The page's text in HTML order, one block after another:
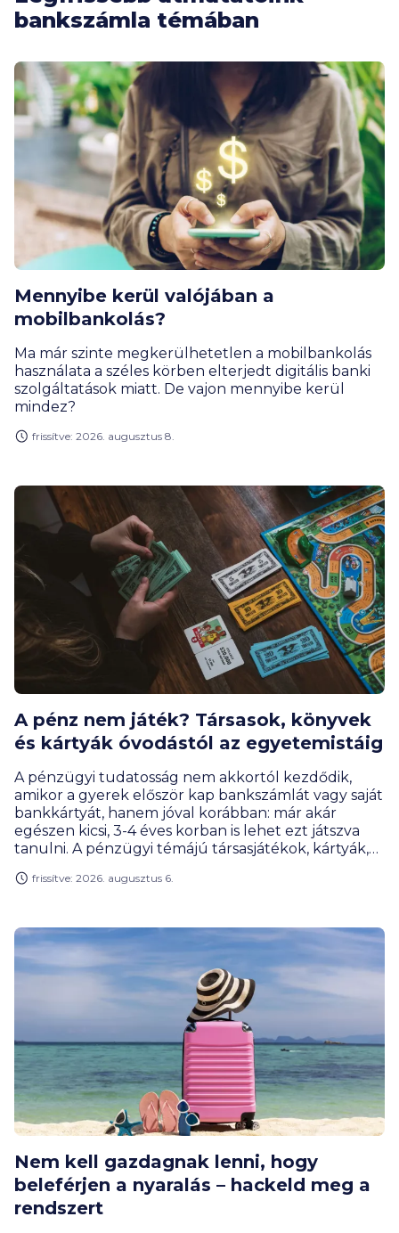
bankszámla témában
Mennyibe kerül valójában a
mobilbankolás?
Ma már szinte megkerülhetetlen a mobilbankolás
használata a széles körben elterjedt digitális banki
szolgáltatások miatt. De vajon mennyibe kerül
mindez?
frissítve: 2026. augusztus 8.
A pénz nem játék? Társasok, könyvek
és kártyák óvodástól az egyetemistáig
A pénzügyi tudatosság nem akkortól kezdődik,
amikor a gyerek először kap bankszámlát vagy saját
bankkártyát, hanem jóval korábban: már akár
egészen kicsi, 3-4 éves korban is lehet ezt játszva
tanulni. A pénzügyi témájú társasjátékok, kártyák,
meg tervezni, mérlegelni, gyűjteni vagy éppen
BiztosDöntés.hu gyűjtéséből kiderül, hogy akár az
egyetemisták is találnak olyan játékot, ami segít
nekik meghozni az első nagy pénzügyi
elhatározásukat.
frissítve: 2026. augusztus 6.
Nem kell gazdagnak lenni, hogy
beleférjen a nyaralás – hackeld meg a
rendszert